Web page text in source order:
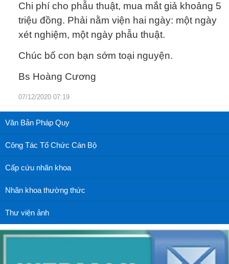
Chi phí cho phẫu thuật, mua mắt giả khoảng 5
triệu đồng. Phải nằm viện hai ngày: một ngày
xét nghiệm, một ngày phẫu thuật.
Chúc bố con bạn sớm toại nguyện.
Bs Hoàng Cương
07/12/2020 07:19
Văn Bản Pháp Quy
Công Tác Tổ Chức Cán Bộ
Cấp cứu nhãn khoa
Nhãn khoa thường thức
Thư viện ảnh